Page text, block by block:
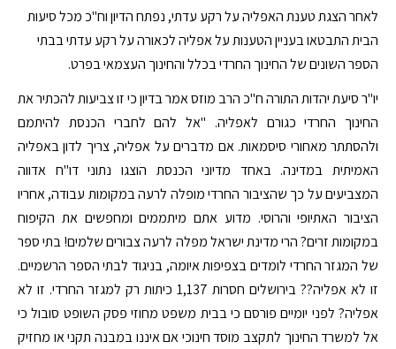
לאחר הצגת טענת האפליה על רקע עדתי, נפתח הדיון וח"כ מכל סיעות
הבית התבטאו בעניין הטענות על אפליה לכאורה על רקע עדתי בבתי
הספר השונים של החינוך החרדי בכלל והחינוך העצמאי בפרט.
יו"ר סיעת יהדות התורה ח"כ הרב מוזס אמר בדיון כי זו צביעות להכתיר את
החינוך החרדי כגורם לאפליה. "אל להם לחברי הכנסת להיתמם
ולהסתתר מאחורי סיסמאות. אם מדברים על אפליה, צריך לדון באפליה
האמיתית במדינה. באחד מדיוני הכנסת הוצגו נתוני דו"ח אדווה
המצביעים על כך שהציבור החרדי מופלה לרעה במקומות עבודה, אחריו
הציבור האתיופי והרוסי. מדוע אתם מיתממים ומחפשים את הקיפוח
במקומות זרים? הרי מדינת ישראל מפלה לרעה צבורים שלמים! בתי ספר
של המגזר החרדי לומדים בצפיפות איומה, בניגוד לבתי הספר הרשמיים.
זו לא אפליה?? בירושלים חסרות 1,137 כיתות רק למגזר החרדי. זו לא
אפליה? לפני יומיים פורסם כי בבית משפט מחוזי פסק השופט סובול כי
אל למשרד החינוך לתקצב מוסד חינוכי אם איננו במבנה תקני או מחזיק